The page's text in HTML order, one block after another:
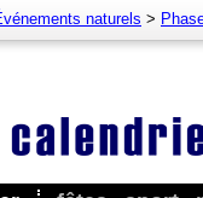
naturels >